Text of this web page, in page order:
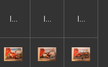
In winkelwagen
In In